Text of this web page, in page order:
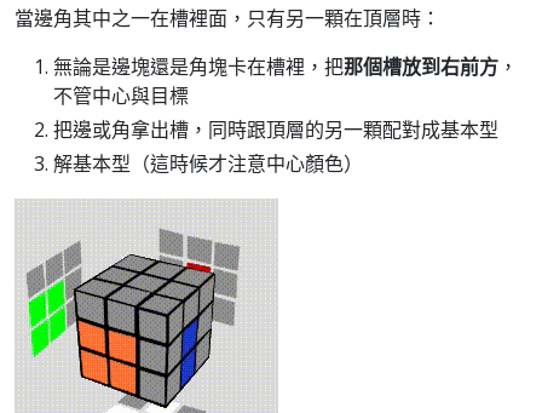
當邊角其中之一在槽裡面，只有另一顆在頂層時：
無論是邊塊還是角塊卡在槽裡，把那個槽放到右前方 ，
不管中心與目標
把邊或角拿出槽，同時跟頂層的另一顆配對成基本型
解基本型（這時候才注意中心顏色）